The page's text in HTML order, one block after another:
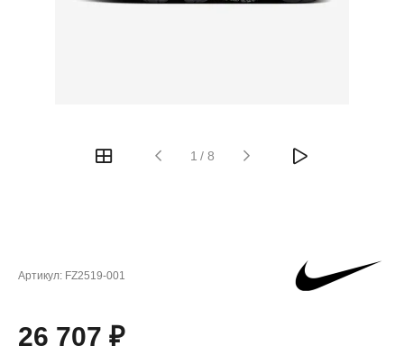
1 / 8
Артикул: FZ2519-001
26 707 ₽